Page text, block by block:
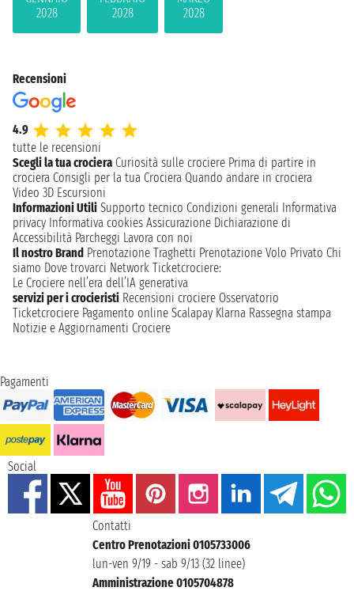
2028
2028
2028
Recensioni
4.9
tutte le recensioni
Scegli la tua crociera Curiosità sulle crociere Prima di partire in
crociera Consigli per la tua Crociera Quando andare in crociera
Video 3D Escursioni
Informazioni Utili Supporto tecnico Condizioni generali Informativa
privacy Informativa cookies Assicurazione Dichiarazione di
Accessibilità Parcheggi Lavora con noi
Il nostro Brand Prenotazione Traghetti Prenotazione Volo Privato Chi
siamo Dove trovarci Network Ticketcrociere:
Le Crociere nell’era dell’IA generativa
servizi per i crocieristi Recensioni crociere Osservatorio
Ticketcrociere Pagamento online Scalapay Klarna Rassegna stampa
Notizie e Aggiornamenti Crociere
Pagamenti
Social
Contatti
Centro Prenotazioni 0105733006
lun-ven 9/19 - sab 9/13 (32 linee)
Amministrazione 0105704878